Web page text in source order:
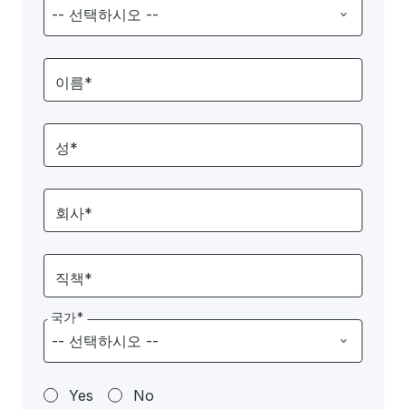
이름*
성*
회사*
직책*
국가*
Yes No